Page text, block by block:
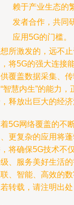
赖于产业生态的
发者合作，共同
应用5G的门槛。
所激发的，远不
将5G的强大连接
覆盖数据采集、
智慧内生”的能力
释放出巨大的经济
5G网络覆盖的不
更复杂的应用将
将确保5G技术不
、服务美好生活
、智能、高效的
转载，请注明出